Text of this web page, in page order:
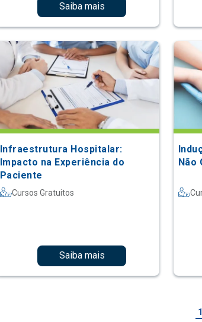
Saiba mais
Infraestrutura Hospitalar:
Impacto na Experiência do
Paciente
Cursos Gratuitos
Saiba mais
Não
1